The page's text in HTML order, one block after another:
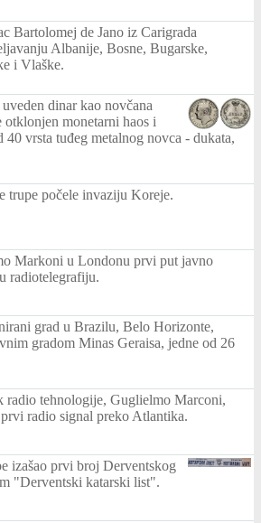
Bartolomej de Jano iz Carigrada
Albanije, Bosne, Bugarske,
i Vlaške.
dinar kao novčana
otklonjen monetarni haos i
40 vrsta tuđeg metalnog novca - dukata,
trupe počele invaziju Koreje.
Markoni u Londonu prvi put javno
radiotelegrafiju.
grad u Brazilu, Belo Horizonte,
gradom Minas Geraisa, jedne od 26
radio tehnologije, Guglielmo Marconi,
radio signal preko Atlantika.
izašao prvi broj Derventskog
"Derventski katarski list".